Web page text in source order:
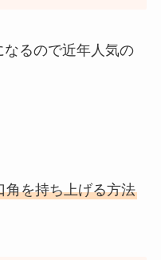
るので近年人気の
角を持ち上げる方法